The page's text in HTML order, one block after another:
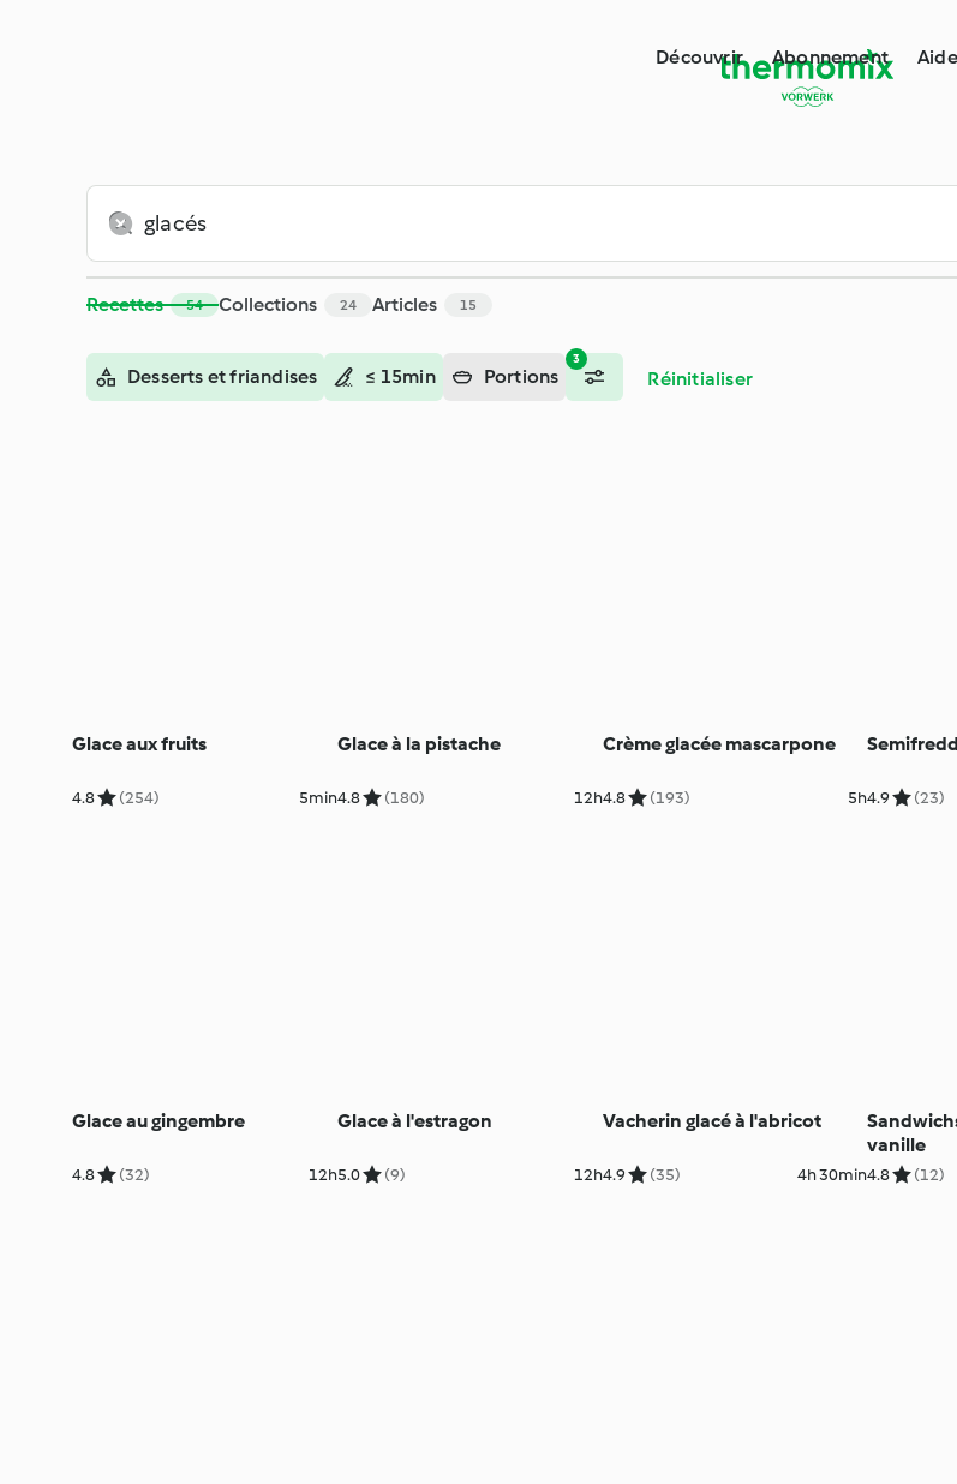
Découvrir Abonnement Aide
Recettes 54 Collections 24 Articles 15
3
Desserts et friandises ≤ 15min Portions Réinitialiser
Glace aux fruits
4.8 (254) 5min
Glace à la pistache
4.8 (180) 12h
Crème glacée mascarpone
4.8 (193) 5h4.9 (23)
Glace au gingembre
4.8 (32) 12h
Glace à l'estragon
5.0 (9) 12h
Vacherin glacé à l'abricot
4.9 (35) 4h 30min
vanille
4.8 (12)